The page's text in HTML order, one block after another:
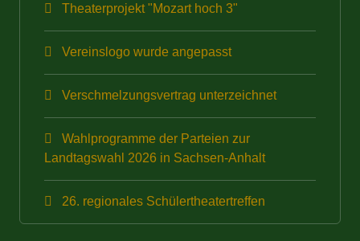
Theaterprojekt "Mozart hoch 3"
Vereinslogo wurde angepasst
Verschmelzungsvertrag unterzeichnet
Wahlprogramme der Parteien zur
Landtagswahl 2026 in Sachsen-Anhalt
26. regionales Schülertheatertreffen